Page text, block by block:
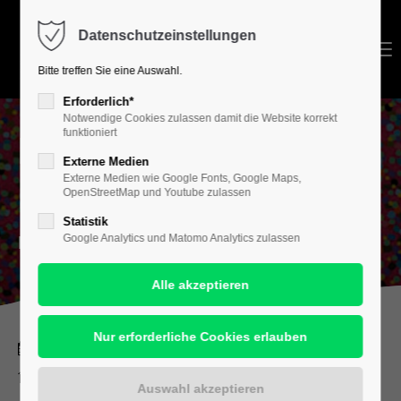
Login
Passwort
Register|Lost your password?
Support
Lorem ipsum dolor sit amet:
Hermann-Josef Kuhna
(Düsseldorf)
MALEREI
27. Oktober – 25. November 2012
Datenschutzeinstellungen
Bitte treffen Sie eine Auswahl.
Erforderlich*
Notwendige Cookies zulassen damit die Website korrekt
funktioniert
Externe Medien
Externe Medien wie Google Fonts, Google Maps,
OpenStreetMap und Youtube zulassen
Statistik
Google Analytics und Matomo Analytics zulassen